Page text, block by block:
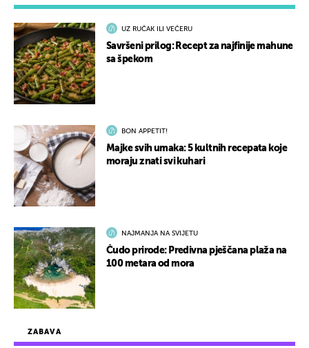
ZABAVA
UZ RUČAK ILI VEČERU
Savršeni prilog: Recept za najfinije mahune
sa špekom
BON APPETIT!
Majke svih umaka: 5 kultnih recepata koje
moraju znati svi kuhari
NAJMANJA NA SVIJETU
Čudo prirode: Predivna pješčana plaža na
100 metara od mora